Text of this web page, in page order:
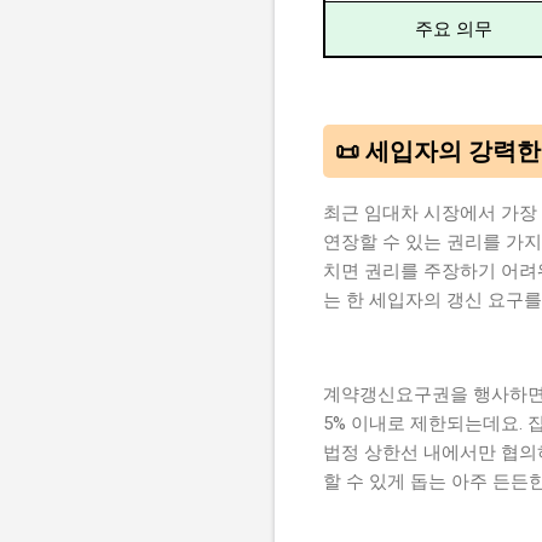
주요 의무
📜 세입자의 강력
최근 임대차 시장에서 가
연장할 수 있는 권리를 가
치면 권리를 주장하기 어
는 한 세입자의 갱신 요구
계약갱신요구권을 행사하
5% 이내로 제한되는데요.
법정 상한선 내에서만 협
할 수 있게 돕는 아주 든든